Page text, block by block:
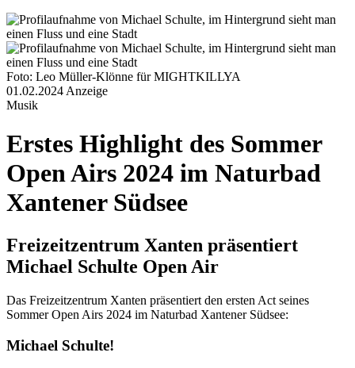
Foto: Leo Müller-Klönne für MIGHTKILLYA
01.02.2024 Anzeige
Musik
Erstes Highlight des Sommer
Open Airs 2024 im Naturbad
Xantener Südsee
Freizeitzentrum Xanten präsentiert
Michael Schulte Open Air
Das Freizeitzentrum Xanten präsentiert den ersten Act seines
Sommer Open Airs 2024 im Naturbad Xantener Südsee:
Michael Schulte!